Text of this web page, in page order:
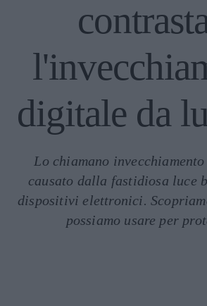
digitale da
Lo chiamano
causato dalla fastidiosa luce
dispositivi elettronici.
possiamo usare per